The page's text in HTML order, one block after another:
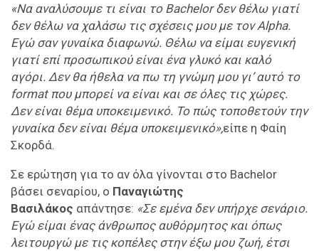
«Να αναλύσουμε τι είναι το Bachelor δεν θέλω γιατί
δεν θέλω να χαλάσω τις σχέσεις μου με τον Alpha.
Εγώ σαν γυναίκα διαφωνώ. Θέλω να είμαι ευγενική
γιατί επί προσωπικού είναι ένα γλυκό και καλό
αγόρι. Δεν θα ήθελα να πω τη γνώμη μου γι’ αυτό το
format που μπορεί να είναι και σε όλες τις χώρες.
Δεν είναι θέμα υποκειμενικό. Το πώς τοποθετούν την
γυναίκα δεν είναι θέμα υποκειμενικό»,είπε η Φαίη
Σκορδά.
Σε ερώτηση για το αν όλα γίνονται στο Bachelor
βάσει σεναρίου, ο Παναγιώτης
Βασιλάκος απάντησε: «Σε εμένα δεν υπήρχε σενάριο.
Εγώ είμαι ένας άνθρωπος αυθόρμητος και όπως
λειτουργώ με τις κοπέλες στην έξω μου ζωή, έτσι